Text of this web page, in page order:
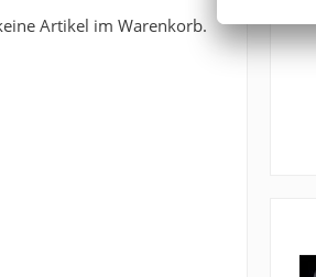
Artikel im Warenkorb.